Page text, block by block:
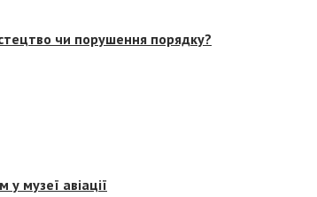
чи порушення порядку?
музеї авіації